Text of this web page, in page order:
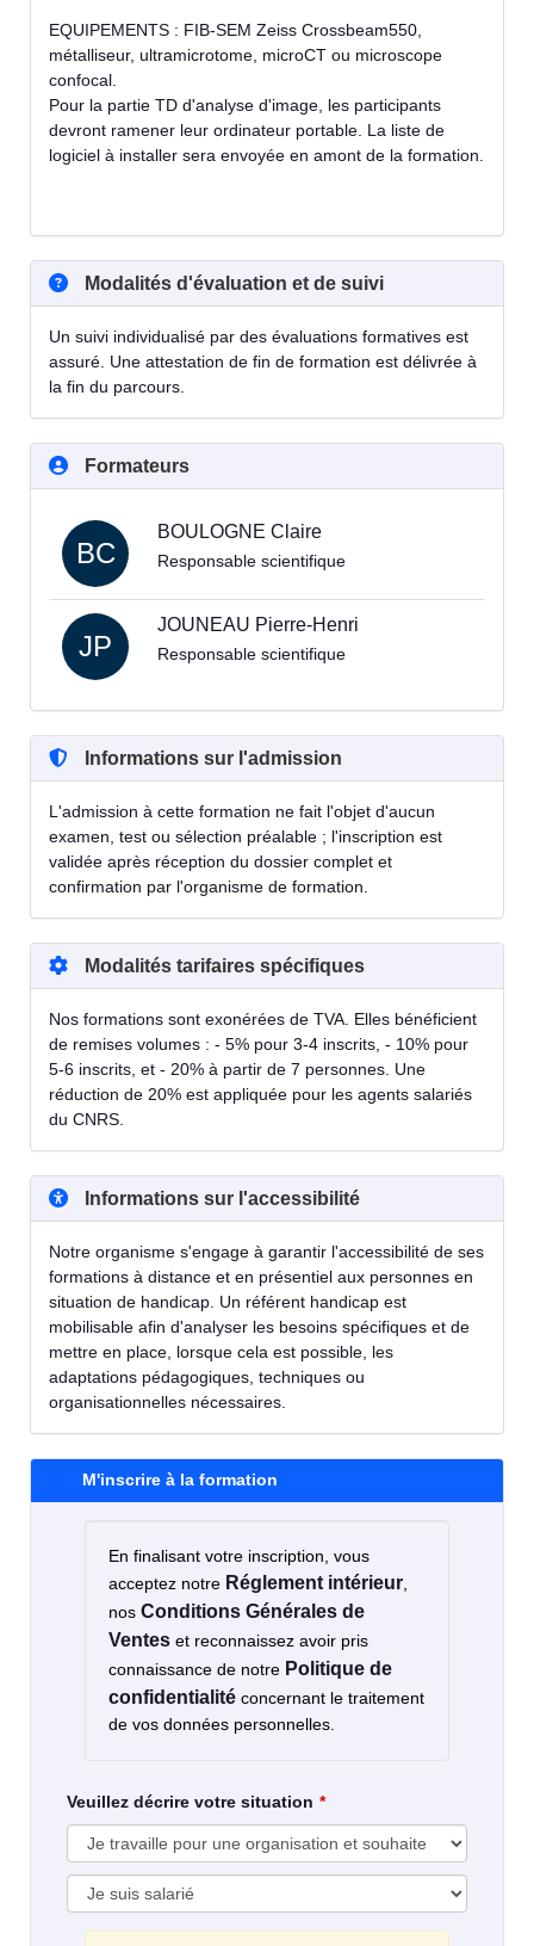
EQUIPEMENTS : FIB-SEM Zeiss Crossbeam550,
métalliseur, ultramicrotome, microCT ou microscope
confocal.
Pour la partie TD d'analyse d'image, les participants
devront ramener leur ordinateur portable. La liste de
logiciel à installer sera envoyée en amont de la formation.
Modalités d'évaluation et de suivi
Un suivi individualisé par des évaluations formatives est
assuré. Une attestation de fin de formation est délivrée à
la fin du parcours.
Formateurs
BC
BOULOGNE Claire
Responsable scientifique
JP
JOUNEAU Pierre-Henri
Responsable scientifique
Informations sur l'admission
L'admission à cette formation ne fait l'objet d'aucun
examen, test ou sélection préalable ; l'inscription est
validée après réception du dossier complet et
confirmation par l'organisme de formation.
Modalités tarifaires spécifiques
Nos formations sont exonérées de TVA. Elles bénéficient
de remises volumes : - 5% pour 3-4 inscrits, - 10% pour
5-6 inscrits, et - 20% à partir de 7 personnes. Une
réduction de 20% est appliquée pour les agents salariés
du CNRS.
Informations sur l'accessibilité
Notre organisme s'engage à garantir l'accessibilité de ses
formations à distance et en présentiel aux personnes en
situation de handicap. Un référent handicap est
mobilisable afin d'analyser les besoins spécifiques et de
mettre en place, lorsque cela est possible, les
adaptations pédagogiques, techniques ou
organisationnelles nécessaires.
M'inscrire à la formation
En finalisant votre inscription, vous
acceptez notre Réglement intérieur
nos Conditions Générales de
Ventes et reconnaissez avoir pris
connaissance de notre Politique de
confidentialité concernant le traitement
de vos données personnelles.
Veuillez décrire votre situation